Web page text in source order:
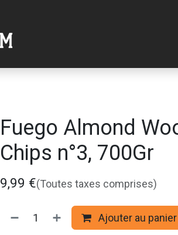
Fuego Almond
Chips n°3, 700Gr
9,99 €(Toutes taxes comprises)
Ajouter au panier